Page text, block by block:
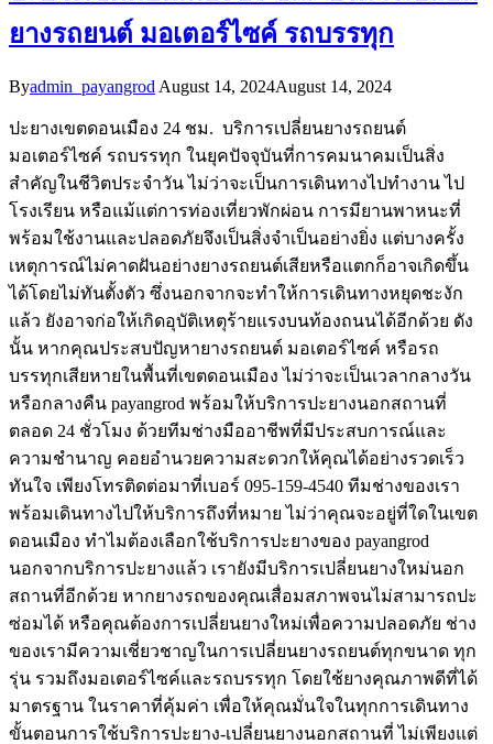
ยางรถยนต์ มอเตอร์ไซค์ รถบรรทุก
Byadmin_payangrod August 14, 2024August 14, 2024
ปะยางเขตดอนเมือง 24 ชม. บริการเปลี่ยนยางรถยนต์
มอเตอร์ไซค์ รถบรรทุก ในยุคปัจจุบันที่การคมนาคมเป็นสิ่ง
สำคัญในชีวิตประจำวัน ไม่ว่าจะเป็นการเดินทางไปทำงาน ไป
โรงเรียน หรือแม้แต่การท่องเที่ยวพักผ่อน การมียานพาหนะที่
พร้อมใช้งานและปลอดภัยจึงเป็นสิ่งจำเป็นอย่างยิ่ง แต่บางครั้ง
เหตุการณ์ไม่คาดฝันอย่างยางรถยนต์เสียหรือแตกก็อาจเกิดขึ้น
ได้โดยไม่ทันตั้งตัว ซึ่งนอกจากจะทำให้การเดินทางหยุดชะงัก
แล้ว ยังอาจก่อให้เกิดอุบัติเหตุร้ายแรงบนท้องถนนได้อีกด้วย ดัง
นั้น หากคุณประสบปัญหายางรถยนต์ มอเตอร์ไซค์ หรือรถ
บรรทุกเสียหายในพื้นที่เขตดอนเมือง ไม่ว่าจะเป็นเวลากลางวัน
หรือกลางคืน payangrod พร้อมให้บริการปะยางนอกสถานที่
ตลอด 24 ชั่วโมง ด้วยทีมช่างมืออาชีพที่มีประสบการณ์และ
ความชำนาญ คอยอำนวยความสะดวกให้คุณได้อย่างรวดเร็ว
ทันใจ เพียงโทรติดต่อมาที่เบอร์ 095-159-4540 ทีมช่างของเรา
พร้อมเดินทางไปให้บริการถึงที่หมาย ไม่ว่าคุณจะอยู่ที่ใดในเขต
ดอนเมือง ทำไมต้องเลือกใช้บริการปะยางของ payangrod
นอกจากบริการปะยางแล้ว เรายังมีบริการเปลี่ยนยางใหม่นอก
สถานที่อีกด้วย หากยางรถของคุณเสื่อมสภาพจนไม่สามารถปะ
ซ่อมได้ หรือคุณต้องการเปลี่ยนยางใหม่เพื่อความปลอดภัย ช่าง
ของเรามีความเชี่ยวชาญในการเปลี่ยนยางรถยนต์ทุกขนาด ทุก
รุ่น รวมถึงมอเตอร์ไซค์และรถบรรทุก โดยใช้ยางคุณภาพดีที่ได้
มาตรฐาน ในราคาที่คุ้มค่า เพื่อให้คุณมั่นใจในทุกการเดินทาง
ขั้นตอนการใช้บริการปะยาง-เปลี่ยนยางนอกสถานที่ ไม่เพียงแต่